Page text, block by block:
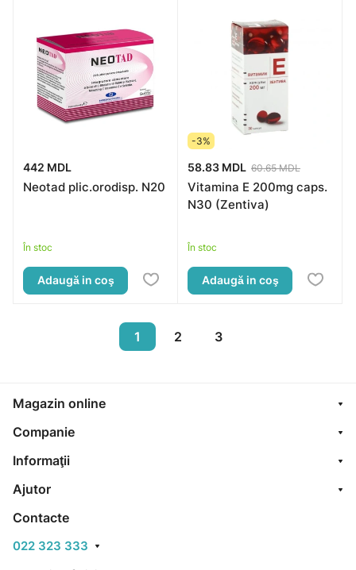
442 MDL
Neotad plic.orodisp. N20
În stoc
Adaugă in coş
-3%
58.83 MDL 60.65 MDL
Vitamina E 200mg caps.
N30 (Zentiva)
În stoc
Adaugă in coş
1 2 3
Magazin online
Companie
Informaţii
Ajutor
Contacte
022 323 333